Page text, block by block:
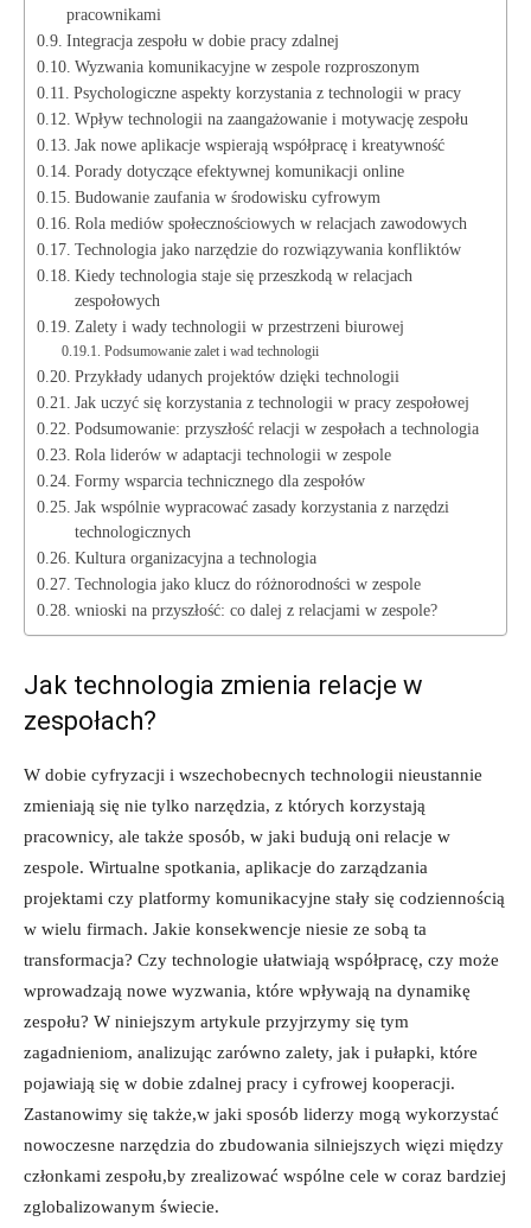
pracownikami
Integracja zespołu ⁢w dobie pracy zdalnej
Wyzwania komunikacyjne w zespole rozproszonym
Psychologiczne ​aspekty korzystania z technologii w pracy
Wpływ ‌technologii na zaangażowanie ⁣i motywację ‍zespołu
Jak⁣ nowe aplikacje wspierają współpracę i kreatywność
Porady dotyczące efektywnej komunikacji online
Budowanie zaufania w środowisku cyfrowym
Rola mediów społecznościowych w relacjach zawodowych
Technologia ⁣jako narzędzie do rozwiązywania konfliktów
Kiedy technologia staje się przeszkodą w relacjach
zespołowych
Zalety i wady technologii w przestrzeni biurowej
Podsumowanie zalet i wad technologii
Przykłady⁢ udanych projektów dzięki technologii
Jak uczyć się korzystania z technologii⁣ w pracy zespołowej
Podsumowanie: przyszłość relacji w zespołach a technologia
Rola liderów w adaptacji technologii w zespole
Formy wsparcia technicznego dla zespołów
Jak wspólnie wypracować zasady ‌korzystania z narzędzi
technologicznych
Kultura organizacyjna ‍a technologia
Technologia jako klucz do różnorodności ‌w zespole
wnioski na przyszłość: ⁢co dalej z relacjami w zespole?
Jak technologia zmienia relacje w ​
zespołach?
W dobie cyfryzacji i wszechobecnych technologii nieustannie
zmieniają się nie tylko narzędzia,⁣ z których korzystają ​
pracownicy, ale także‍ sposób, w jaki budują oni relacje w
zespole. Wirtualne spotkania, aplikacje do zarządzania
projektami czy platformy⁢ komunikacyjne stały‌ się codziennością
w wielu firmach. Jakie konsekwencje niesie ze sobą ta
transformacja? Czy technologie ułatwiają współpracę, czy może
wprowadzają nowe wyzwania, ‍które⁣ wpływają na dynamikę
zespołu? W niniejszym artykule przyjrzymy się tym
zagadnieniom, analizując zarówno zalety, jak i pułapki, które
pojawiają⁤ się w dobie zdalnej pracy i cyfrowej kooperacji.
Zastanowimy ‍się także,w⁤ jaki‍ sposób liderzy mogą wykorzystać ​
nowoczesne narzędzia‍ do zbudowania silniejszych więzi między
członkami zespołu,by zrealizować wspólne cele w ⁢coraz bardziej
zglobalizowanym świecie.